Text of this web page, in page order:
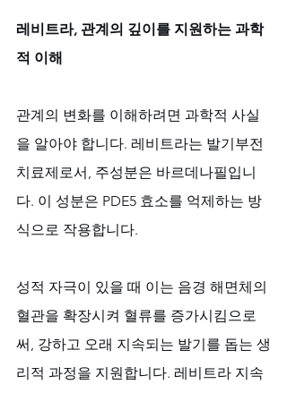
레비트라, 관계의 깊이를 지원하는 과학
적 이해
관계의 변화를 이해하려면 과학적 사실
을 알아야 합니다. 레비트라는 발기부전
치료제로서, 주성분은 바르데나필입니
다. 이 성분은 PDE5 효소를 억제하는 방
식으로 작용합니다.
성적 자극이 있을 때 이는 음경 해면체의
혈관을 확장시켜 혈류를 증가시킴으로
써, 강하고 오래 지속되는 발기를 돕는 생
리적 과정을 지원합니다. 레비트라 지속